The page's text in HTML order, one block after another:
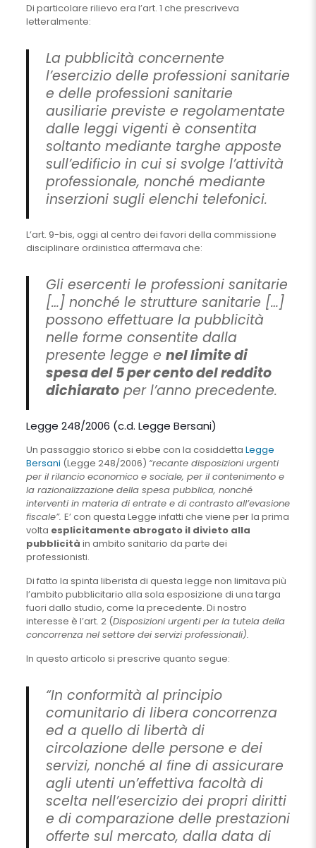
Di particolare rilievo era l’art. 1 che prescriveva
letteralmente:
La pubblicità concernente
l’esercizio delle professioni sanitarie
e delle professioni sanitarie
ausiliarie previste e regolamentate
dalle leggi vigenti è consentita
soltanto mediante targhe apposte
sull’edificio in cui si svolge l’attività
professionale, nonché mediante
inserzioni sugli elenchi telefonici.
L’art. 9-bis, oggi al centro dei favori della commissione
disciplinare ordinistica affermava che:
Gli esercenti le professioni sanitarie
[…] nonché le strutture sanitarie […]
possono effettuare la pubblicità
nelle forme consentite dalla
presente legge e nel limite di
spesa del 5 per cento del reddito
dichiaratoper l’anno precedente.
Legge 248/2006 (c.d. Legge Bersani)
Un passaggio storico si ebbe con la cosiddetta Legge
Bersani (Legge 248/2006) “recante disposizioni urgenti
per il rilancio economico e sociale, per il contenimento e
la razionalizzazione della spesa pubblica, nonché
interventi in materia di entrate e di contrasto all’evasione
fiscale”. E’ con questa Legge infatti che viene per la prima
volta esplicitamente abrogato il divieto alla
pubblicità in ambito sanitario da parte dei
professionisti.
Di fatto la spinta liberista di questa legge non limitava più
l’ambito pubblicitario alla sola esposizione di una targa
fuori dallo studio, come la precedente. Di nostro
interesse è l’art. 2 (Disposizioni urgenti per la tutela della
concorrenza nel settore dei servizi professionali).
In questo articolo si prescrive quanto segue:
“In conformità al principio
comunitario di libera concorrenza
ed a quello di libertà di
circolazione delle persone e dei
servizi, nonché al fine di assicurare
agli utenti un’effettiva facoltà di
scelta nell’esercizio dei propri diritti
e di comparazione delle prestazioni
offerte sul mercato, dalla data di